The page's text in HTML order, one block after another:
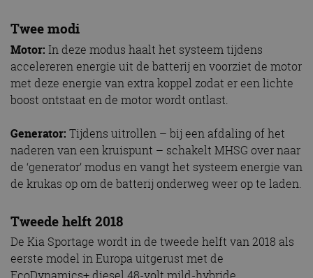
Twee modi
Motor: In deze modus haalt het systeem tijdens
accelereren energie uit de batterij en voorziet de motor
met deze energie van extra koppel zodat er een lichte
boost ontstaat en de motor wordt ontlast.
Generator: Tijdens uitrollen – bij een afdaling of het
naderen van een kruispunt – schakelt MHSG over naar
de ‘generator’ modus en vangt het systeem energie van
de krukas op om de batterij onderweg weer op te laden.
Tweede helft 2018
De Kia Sportage wordt in de tweede helft van 2018 als
eerste model in Europa uitgerust met de